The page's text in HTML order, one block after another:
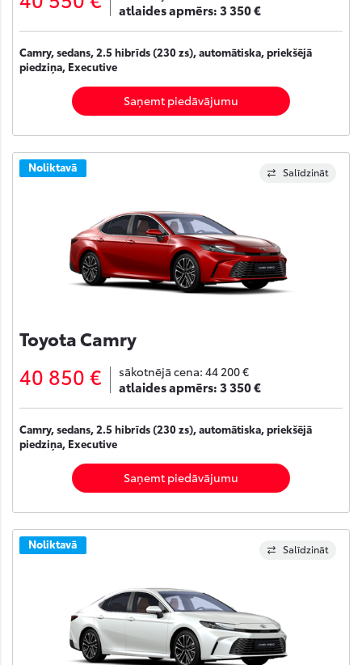
atlaides apmērs:3 350 €
Camry, sedans, 2.5 hibrīds (230 zs), automātiska, priekšējā
piedziņa, Executive
Saņemt piedāvājumu
Salīdzināt
Noliktavā
Toyota Camry
40 850 € sākotnējā cena: 44 200 €
atlaides apmērs:3 350 €
Camry, sedans, 2.5 hibrīds (230 zs), automātiska, priekšējā
piedziņa, Executive
Saņemt piedāvājumu
Salīdzināt
Noliktavā